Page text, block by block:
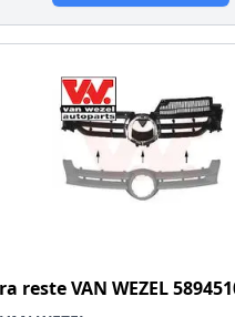
resteVAN WEZEL